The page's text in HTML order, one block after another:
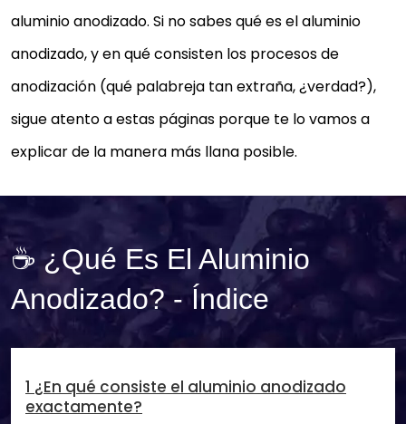
aluminio anodizado. Si no sabes qué es el aluminio
anodizado, y en qué consisten los procesos de
anodización (qué palabreja tan extraña, ¿verdad?),
sigue atento a estas páginas porque te lo vamos a
explicar de la manera más llana posible.
☕ ¿Qué Es El Aluminio
Anodizado? - Índice
1 ¿En qué consiste el aluminio anodizado
exactamente?